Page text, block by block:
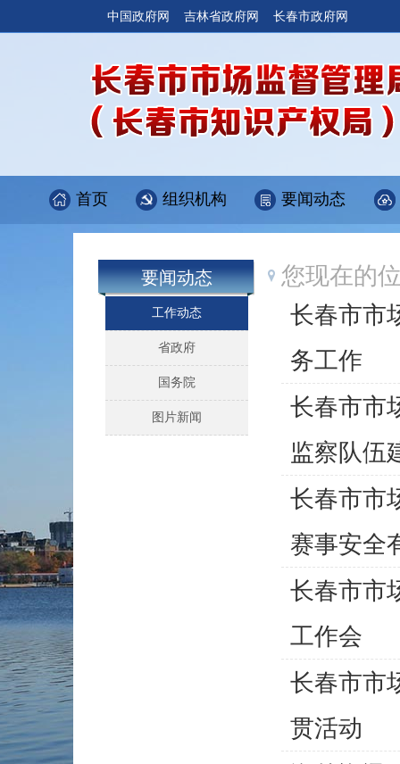
中国政府网 吉林省政府网 长春市政府网
首页 组织机构 要闻动态
要闻动态
工作动态
省政府
国务院
图片新闻
您现在的
长春市市
务工作
长春市市
监察队伍
长春市市
赛事安全
长春市市
工作会
长春市市
贯活动